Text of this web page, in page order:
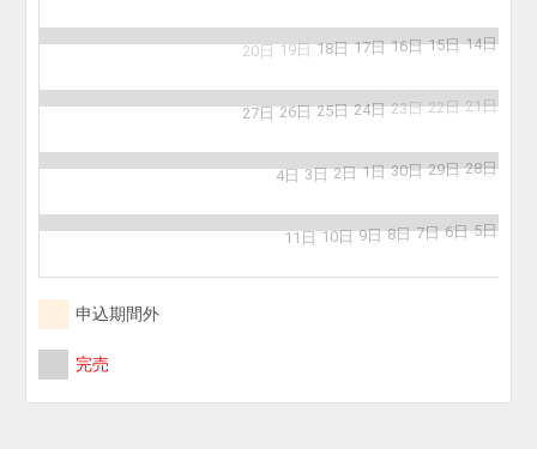
14日
15日
16日
17日
18日
19日
20日
21日
22日
23日
24日
25日
26日
27日
28日
29日
30日
1日
2日
3日
4日
5日
6日
7日
8日
9日
10日
11日
申込期間外
完売